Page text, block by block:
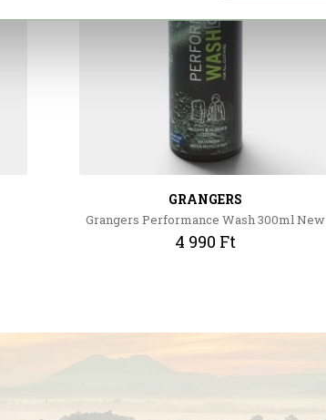
GRANGERS
Grangers Performance Wash 300ml New
4 990 Ft